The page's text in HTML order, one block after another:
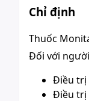
Chỉ định
Thuốc
Đối với
Điều trị
Điều trị